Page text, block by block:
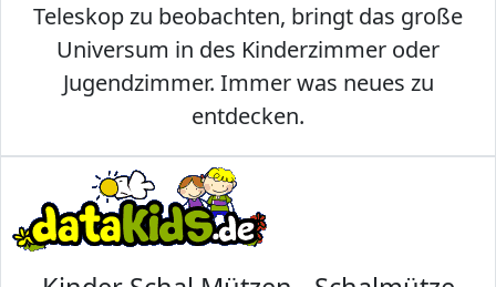
Teleskop zu beobachten, bringt das große
Universum in des Kinderzimmer oder
Jugendzimmer. Immer was neues zu
entdecken.